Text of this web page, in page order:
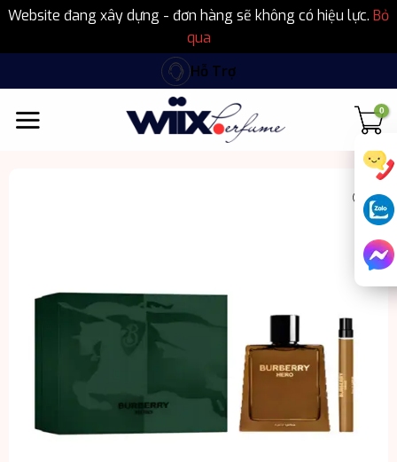
Website đang xây dựng - đơn hàng sẽ không có hiệu lực. Bỏ
qua
qua
nội
dung
Hỗ Trợ